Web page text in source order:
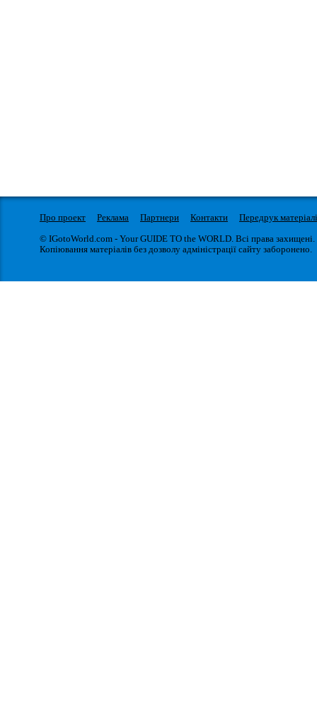
Про проект Реклама Партнери Контакти
Передрук
© IGotoWorld.com - Your GUIDE TO the WORLD. Всі права захищені.
Копіювання матеріалів без дозволу адміністрації сайту заборонено.